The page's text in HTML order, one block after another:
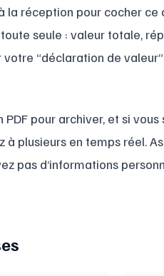
la réception pour cocher ce
seule : valeur totale,
“déclaration de
pour archiver, et si vous
à plusieurs en temps réel.
pas d’informations